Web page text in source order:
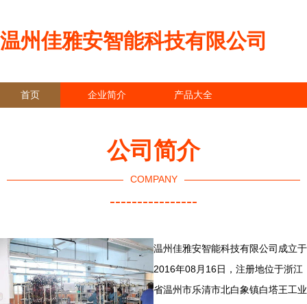
温州佳雅安智能科技有限公司
首页 企业简介 产品大全
公司简介
COMPANY
----------------
温州佳雅安智能科技有限公司成立于
2016年08月16日，注册地位于浙江
省温州市乐清市北白象镇白塔王工业